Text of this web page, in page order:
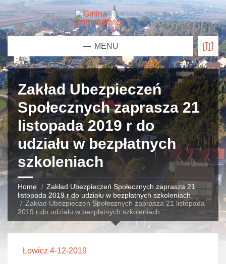
MENU
Zakład Ubezpieczeń
Społecznych zaprasza 21
listopada 2019 r do
udziału w bezpłatnych
szkoleniach
Home
Zakład Ubezpieczeń Społecznych zaprasza 21
listopada 2019 r do udziału w bezpłatnych szkoleniach
Zakład Ubezpieczeń Społecznych zaprasza 21 listopada
2019 r do udziału w bezpłatnych szkoleniach
Łowicz 4-12-2019